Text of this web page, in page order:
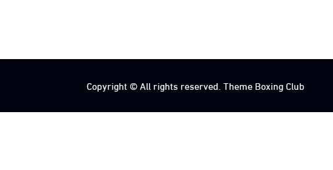
Copyright © All rights reserved. Theme Boxing Club